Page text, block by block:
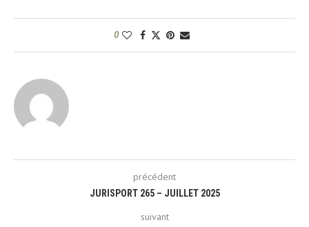
0
précédent
JURISPORT 265 – JUILLET 2025
suivant